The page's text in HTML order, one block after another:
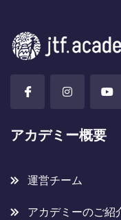
アカデミー概要
運営チーム
アカデミーのご紹